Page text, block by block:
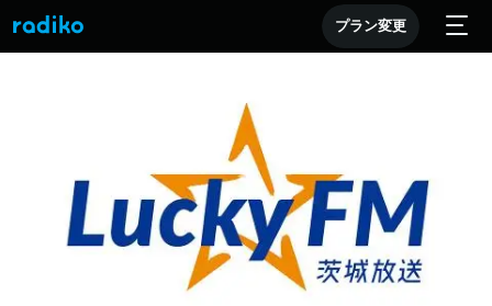
プラン変更